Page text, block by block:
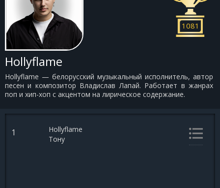
Hollyflame
Hollyflame — белорусский музыкальный исполнитель, автор
песен и композитор Владислав Лапай. Работает в жанрах
поп и хип-хоп с акцентом на лирическое содержание.
1081
1
Hollyflame
Тону